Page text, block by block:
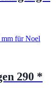
290 *